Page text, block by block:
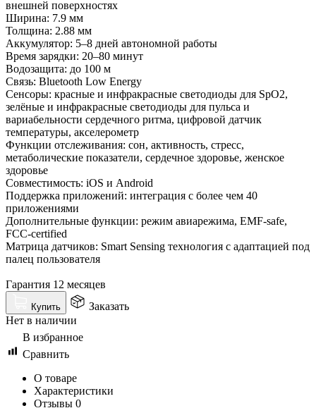
внешней поверхностях
Ширина: 7.9 мм
Толщина: 2.88 мм
Аккумулятор: 5–8 дней автономной работы
Время зарядки: 20–80 минут
Водозащита: до 100 м
Связь: Bluetooth Low Energy
Сенсоры: красные и инфракрасные светодиоды для SpO2,
зелёные и инфракрасные светодиоды для пульса и
вариабельности сердечного ритма, цифровой датчик
температуры, акселерометр
Функции отслеживания: сон, активность, стресс,
метаболические показатели, сердечное здоровье, женское
здоровье
Совместимость: iOS и Android
Поддержка приложений: интеграция с более чем 40
приложениями
Дополнительные функции: режим авиарежима, EMF-safe,
FCC-certified
Матрица датчиков: Smart Sensing технология с адаптацией под
палец пользователя
Гарантия 12 месяцев
Купить
Заказать
Нет в наличии
В избранное
Сравнить
О товаре
Характеристики
Отзывы 0